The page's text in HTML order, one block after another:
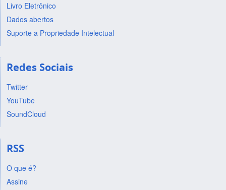
Livro Eletrônico
Dados abertos
Suporte a Propriedade Intelectual
Redes Sociais
Twitter
YouTube
SoundCloud
RSS
O que é?
Assine